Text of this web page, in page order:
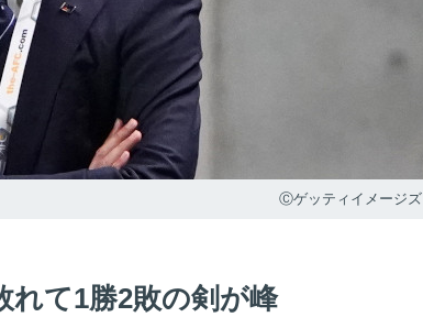
Ⓒゲッティイメージズ
て1勝2敗の剣が峰